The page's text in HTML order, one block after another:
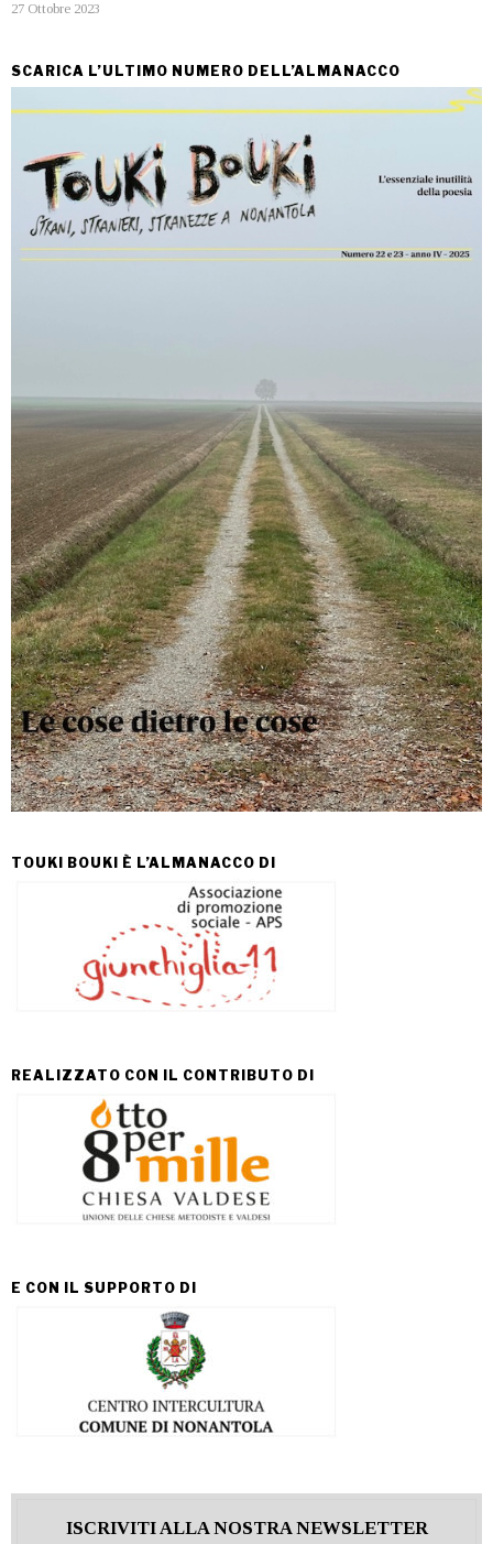
27 Ottobre 2023
SCARICA L’ULTIMO NUMERO DELL’ALMANACCO
TOUKI BOUKI È L’ALMANACCO DI
REALIZZATO CON IL CONTRIBUTO DI
E CON IL SUPPORTO DI
ISCRIVITI ALLA NOSTRA NEWSLETTER